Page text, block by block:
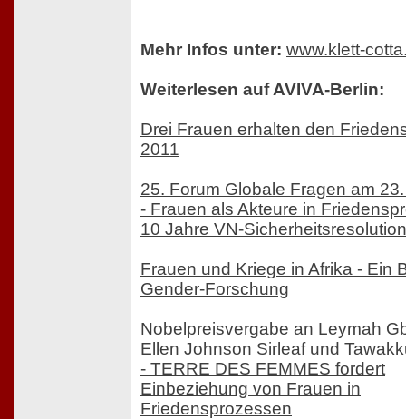
Mehr Infos unter: www.klett-
Weiterlesen auf AVIVA-Berlin:
Drei Frauen erhalten den
2011
25. Forum Globale Fragen am
- Frauen als Akteure in
10 Jahre VN-
Frauen und Kriege in Afrika - Ein
Gender-Forschung
Nobelpreisvergabe an Leymah
Ellen Johnson Sirleaf und
- TERRE DES FEMMES fordert
Einbeziehung von Frauen in
Friedensprozessen